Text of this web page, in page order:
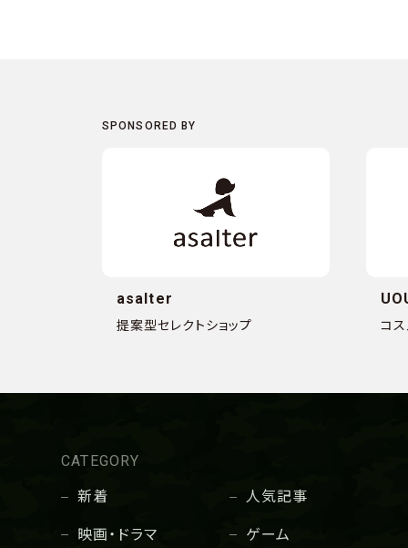
asalter
提案型セレクトショップ コス
CATEGORY
新着 人気記事
映画・ドラマ ゲーム